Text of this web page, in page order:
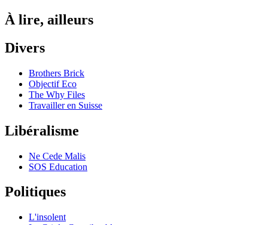
À lire, ailleurs
Divers
Brothers Brick
Objectif Eco
The Why Files
Travailler en Suisse
Libéralisme
Ne Cede Malis
SOS Education
Politiques
L'insolent